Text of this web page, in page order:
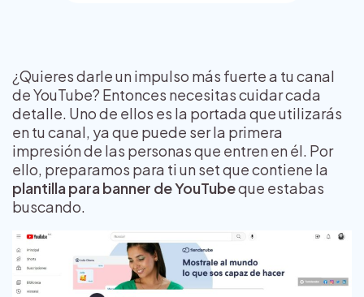
¿Quieres darle un impulso más fuerte a tu canal
de YouTube? Entonces necesitas cuidar cada
detalle. Uno de ellos es la portada que utilizarás
en tu canal, ya que puede ser la primera
impresión de las personas que entren en él. Por
ello, preparamos para ti un set que contiene la
plantilla para banner de YouTubeque estabas
buscando.